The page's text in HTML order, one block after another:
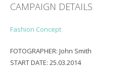
CAMPAIGN DETAILS
Fashion Concept
FOTOGRAPHER: John Smith
START DATE: 25.03.2014